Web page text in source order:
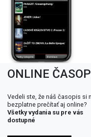
ONLINE
Vedeli ste, že náš časopis si
bezplatne prečítať aj online?
Všetky vydania su pre vás
dostupné